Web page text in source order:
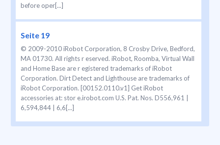
before oper[...]
Seite 19
© 2009-2010 iRobot Corporation, 8 Crosby Drive, Bedford,
MA 01730. All rights r eserved. iRobot, Roomba, Virtual Wall
and Home Base are r egistered trademarks of iRobot
Corporation. Dirt Detect and Lighthouse are trademarks of
iRobot Corporation. [00152.0110.v1] Get iRobot
accessories at: stor e.irobot.com U.S. Pat. Nos. D556,961 |
6,594,844 | 6,6[...]